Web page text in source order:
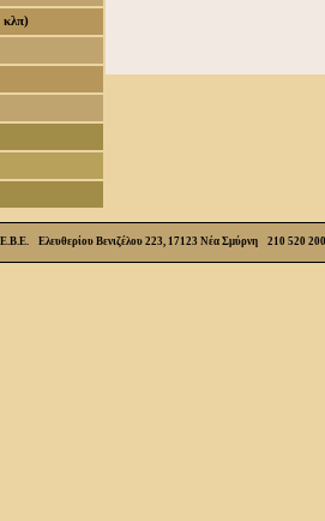
κλπ)
Ελευθερίου Βενιζέλου 223, 17123 Νέα Σμύρνη 210 520